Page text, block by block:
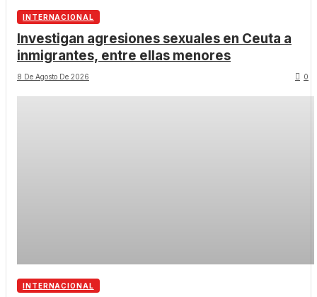
INTERNACIONAL
Investigan agresiones sexuales en Ceuta a
inmigrantes, entre ellas menores
8 De Agosto De 2026 0
INTERNACIONAL